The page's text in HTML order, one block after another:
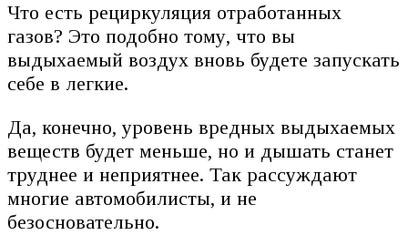
Что есть рециркуляция отработанных
газов? Это подобно тому, что вы
выдыхаемый воздух вновь будете запускать
себе в легкие.
Да, конечно, уровень вредных выдыхаемых
веществ будет меньше, но и дышать станет
труднее и неприятнее. Так рассуждают
многие автомобилисты, и не
безосновательно.